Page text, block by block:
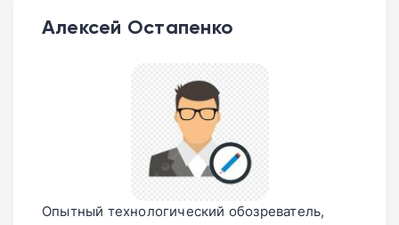
Алексей Остапенко
Опытный технологический обозреватель,